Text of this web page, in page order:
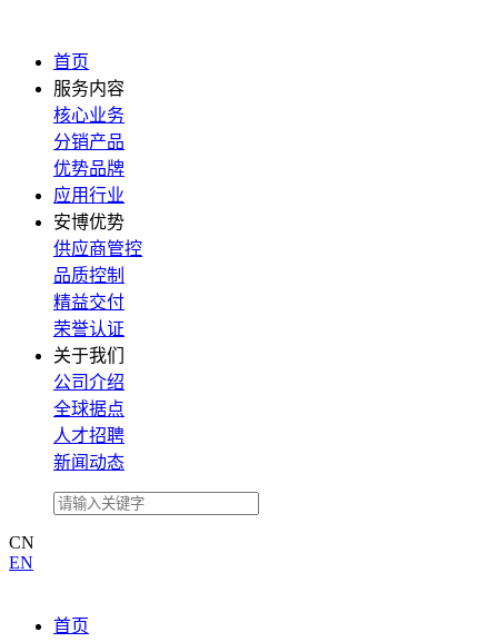
首页
服务内容
核心业务
分销产品
优势品牌
应用行业
安博优势
供应商管控
品质控制
精益交付
荣誉认证
关于我们
公司介绍
全球据点
人才招聘
新闻动态
CN
EN
首页